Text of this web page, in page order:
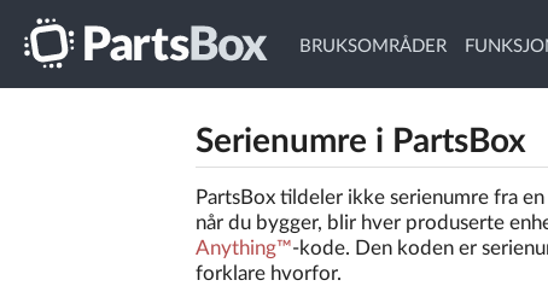
BRUKSOMRÅDER
Serienumre i PartsBox
PartsBox tildeler ikke serienumre fra
når du bygger, blir hver produserte
Anything™-kode. Den koden er
forklare hvorfor.